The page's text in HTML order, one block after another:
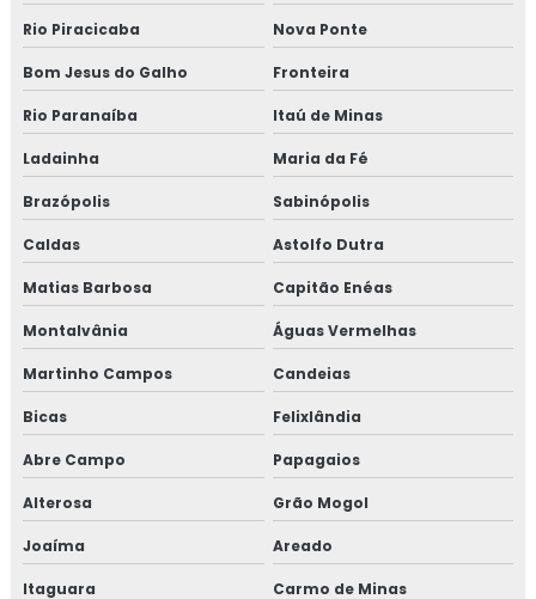
Rio Piracicaba Nova Ponte
Bom Jesus do Galho Fronteira
Rio Paranaíba Itaú de Minas
Ladainha Maria da Fé
Brazópolis Sabinópolis
Caldas Astolfo Dutra
Matias Barbosa Capitão Enéas
Montalvânia Águas Vermelhas
Martinho Campos Candeias
Bicas Felixlândia
Abre Campo Papagaios
Alterosa Grão Mogol
Joaíma Areado
Itaguara Carmo de Minas